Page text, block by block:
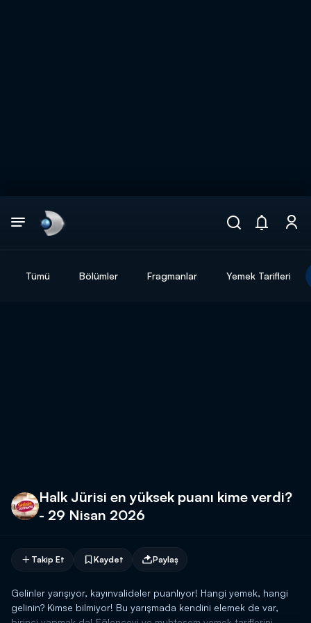
Tümü Bölümler Fragmanlar Yemek Tarifleri
Halk Jürisi en yüksek puanı kime verdi?
- 29 Nisan 2026
Takip Et Kaydet Paylaş
Gelinler yarışıyor, kayınvalideler puanlıyor! Hangi yemek, hangi
gelinin? Kimse bilmiyor! Bu yarışmada kendini elemek de var,